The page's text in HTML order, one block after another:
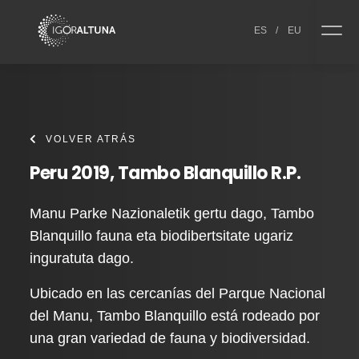
ES / EU
VOLVER ATRÁS
Peru 2019, Tambo Blanquillo R.P.
Manu Parke Nazionaletik gertu dago, Tambo
Blanquillo fauna eta biodibertsitate ugariz
inguratuta dago.
Ubicado en las cercanías del Parque Nacional
del Manu, Tambo Blanquillo está rodeado por
una gran variedad de fauna y biodiversidad.